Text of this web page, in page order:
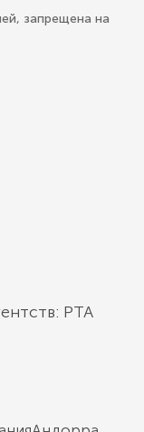
запрещена на
РТА